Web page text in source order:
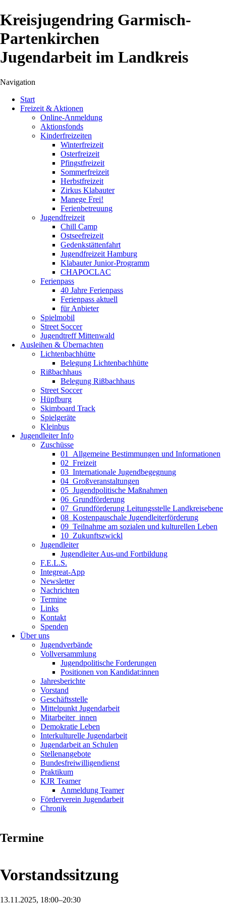
Kreisjugendring Garmisch-
Partenkirchen
Jugendarbeit im Landkreis
Navigation
überspringen
Start
Freizeit & Aktionen
Online-Anmeldung
Aktionsfonds
Kinderfreizeiten
Winterfreizeit
Osterfreizeit
Pfingstfreizeit
Sommerfreizeit
Herbstfreizeit
Zirkus Klabauter
Manege Frei!
Ferienbetreuung
Jugendfreizeit
Chill Camp
Ostseefreizeit
Gedenkstättenfahrt
Jugendfreizeit Hamburg
Klabauter Junior-Programm
CHAPOCLAC
Ferienpass
40 Jahre Ferienpass
Ferienpass aktuell
für Anbieter
Spielmobil
Street Soccer
Jugendtreff Mittenwald
Ausleihen & Übernachten
Lichtenbachhütte
Belegung Lichtenbachhütte
Rißbachhaus
Belegung Rißbachhaus
Street Soccer
Hüpfburg
Skimboard Track
Spielgeräte
Kleinbus
Jugendleiter Info
Zuschüsse
01_Allgemeine Bestimmungen und Informationen
02_Freizeit
03_Internationale Jugendbegegnung
04_Großveranstaltungen
05_Jugendpolitische Maßnahmen
06_Grundförderung
07_Grundförderung Leitungsstelle Landkreisebene
08_Kostenpauschale Jugendleiterförderung
09_Teilnahme am sozialen und kulturellen Leben
10_Zukunftszwickl
Jugendleiter
Jugendleiter Aus-und Fortbildung
F.E.L.S.
Integreat-App
Newsletter
Nachrichten
Termine
Links
Kontakt
Spenden
Über uns
Jugendverbände
Vollversammlung
Jugendpolitische Forderungen
Positionen von Kandidat:innen
Jahresberichte
Vorstand
Geschäftsstelle
Mittelpunkt Jugendarbeit
Mitarbeiter_innen
Demokratie Leben
Interkulturelle Jugendarbeit
Jugendarbeit an Schulen
Stellenangebote
Bundesfreiwilligendienst
Praktikum
KJR Teamer
Anmeldung Teamer
Förderverein Jugendarbeit
Chronik
Termine
Vorstandssitzung
13.11.2025, 18:00–20:30